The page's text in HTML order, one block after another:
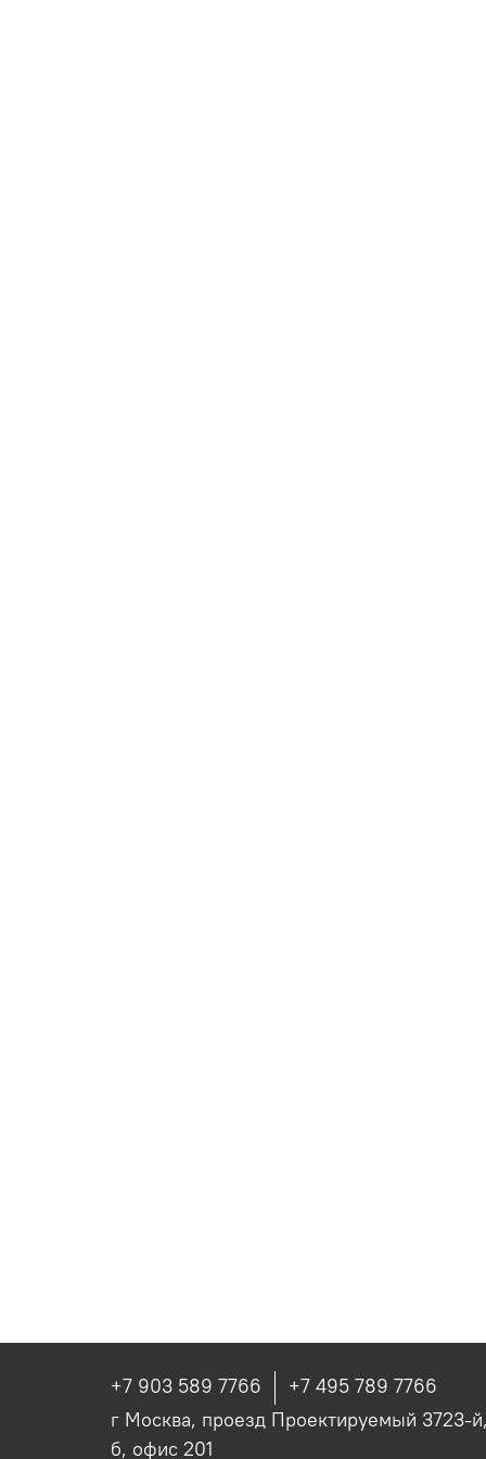
+7 903 589 7766
+7 495 789 7766
г Москва, проезд Проектируемый 3723-
б, офис 201